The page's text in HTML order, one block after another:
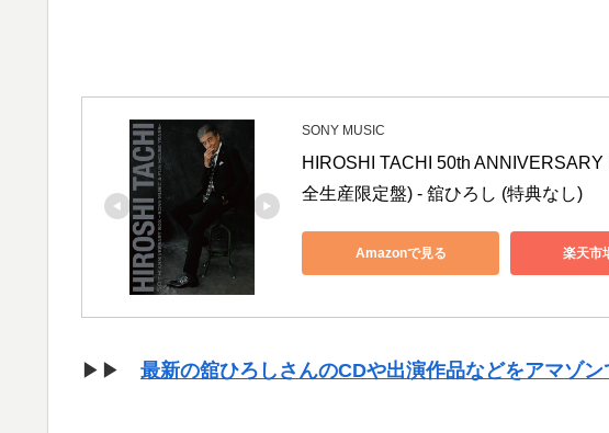
SONY MUSIC
HIROSHI TACHI 50th
全生産限定盤) - 舘ひろし (特典なし)
Amazonで見る 楽天市
▶▶ 最新の舘ひろしさんのCDや出演作品などをアマゾ